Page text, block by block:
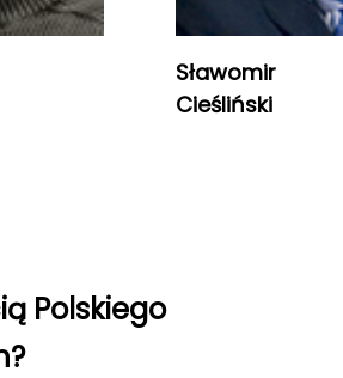
Sławomir
Cieśliński
Polskiego